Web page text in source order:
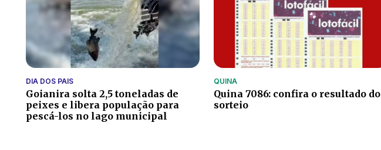
DIA DOS PAIS
Goianira solta 2,5 toneladas de
peixes e libera população para
pescá-los no lago municipal
QUINA
Quina 7086: confira o resultado do
sorteio